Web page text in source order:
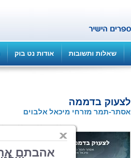
שאלות ותשובות אודות נט בוק
לצעוק בדממה
אסתר-תמר מזרחי מיכאל אלבוים